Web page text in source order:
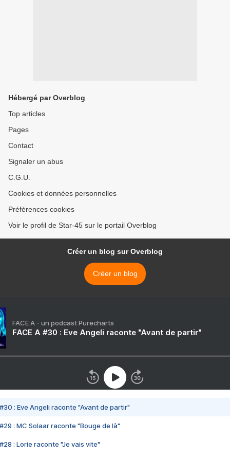
Hébergé par Overblog
Top articles
Pages
Contact
Signaler un abus
C.G.U.
Cookies et données personnelles
Préférences cookies
Voir le profil de Star-45 sur le portail Overblog
Créer un blog sur Overblog
Créer un blog
FACE A - un podcast Purecharts
FACE A #30 : Eve Angeli raconte "Avant de partir"
#30 : Eve Angeli raconte "Avant de partir"
#29 : MC Solaar raconte "Bouge de là"
#28 : Lorie raconte "Je vais vite"